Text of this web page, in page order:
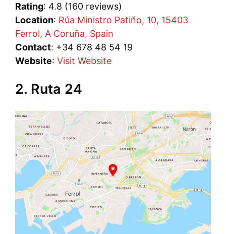
Rating: 4.8 (160 reviews)
Location: Rúa Ministro Patiño, 10, 15403
Ferrol, A Coruña, Spain
Contact: +34 678 48 54 19
Website: Visit Website
2. Ruta 24